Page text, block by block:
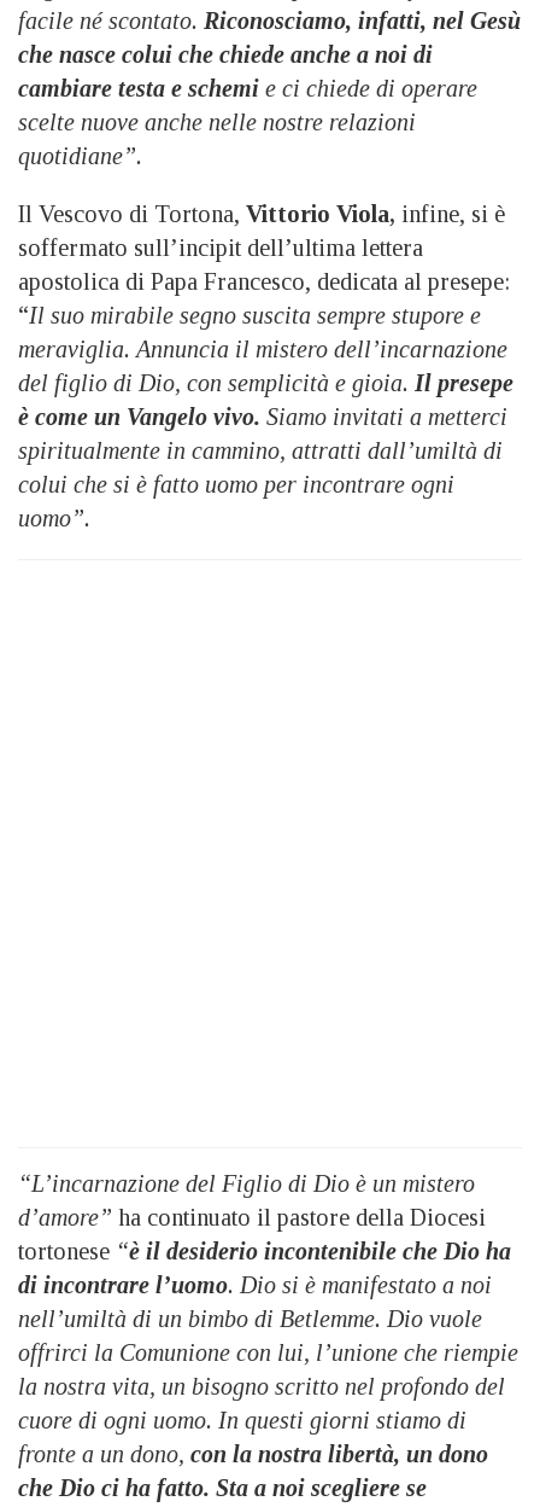
facile né scontato. Riconosciamo, infatti, nel Gesù
che nasce colui che chiede anche a noi di
cambiare testa e schemi e ci chiede di operare
scelte nuove anche nelle nostre relazioni
quotidiane”.
Il Vescovo di Tortona, Vittorio Viola, infine, si è
soffermato sull’incipit dell’ultima lettera
apostolica di Papa Francesco, dedicata al presepe:
“Il suo mirabile segno suscita sempre stupore e
meraviglia. Annuncia il mistero dell’incarnazione
del figlio di Dio, con semplicità e gioia. Il presepe
è come un Vangelo vivo. Siamo invitati a metterci
spiritualmente in cammino, attratti dall’umiltà di
colui che si è fatto uomo per incontrare ogni
uomo”.
“L’incarnazione del Figlio di Dio è un mistero
d’amore” ha continuato il pastore della Diocesi
tortonese “è il desiderio incontenibile che Dio ha
di incontrare l’uomo. Dio si è manifestato a noi
nell’umiltà di un bimbo di Betlemme. Dio vuole
offrirci la Comunione con lui, l’unione che riempie
la nostra vita, un bisogno scritto nel profondo del
cuore di ogni uomo. In questi giorni stiamo di
fronte a un dono, con la nostra libertà, un dono
che Dio ci ha fatto. Sta a noi scegliere se